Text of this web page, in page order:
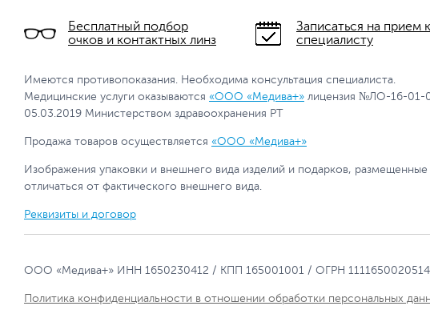
Бесплатный подбор
очков и контактных линз
Записаться на прием к
специалисту
Имеются противопоказания. Необходима консультация специалиста.
Медицинские услуги оказываются «ООО «Медива+» лицензия №ЛО-16-01-
05.03.2019 Министерством здравоохранения РТ
Продажа товаров осуществляется «ООО «Медива+»
Изображения упаковки и внешнего вида изделий и подарков, размещенные
отличаться от фактического внешнего вида.
Реквизиты и договор
ООО «Медива+» ИНН 1650230412 / КПП 165001001 / ОГРН 1111650020514
Политика конфиденциальности в отношении обработки персональных